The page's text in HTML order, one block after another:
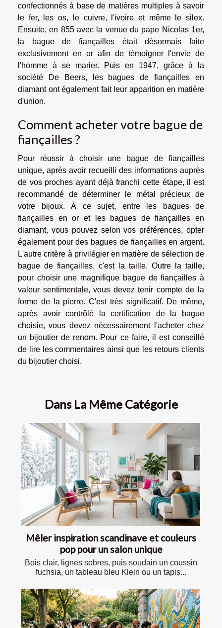
confectionnés à base de matières multiples à savoir
le fer, les os, le cuivre, l'ivoire et même le silex.
Ensuite, en 855 avec la venue du pape Nicolas 1er,
la bague de fiançailles était désormais faite
exclusivement en or afin de témoigner l'envie de
l'homme à se marier. Puis en 1947, grâce à la
société De Beers, les bagues de fiançailles en
diamant ont également fait leur apparition en matière
d'union.
Comment acheter votre bague de
fiançailles ?
Pour réussir à choisir une bague de fiançailles
unique, après avoir recueilli des informations auprès
de vos proches ayant déjà franchi cette étape, il est
recommandé de déterminer le métal précieux de
votre bijoux. À ce sujet, entre les bagues de
fiançailles en or et les bagues de fiançailles en
diamant, vous pouvez selon vos préférences, opter
également pour des bagues de fiançailles en argent.
L'autre critère à privilégier en matière de sélection de
bague de fiançailles, c'est la taille. Outre la taille,
pour choisir une magnifique bague de fiançailles à
valeur sentimentale, vous devez tenir compte de la
forme de la pierre. C'est très significatif. De même,
après avoir contrôlé la certification de la bague
choisie, vous devez nécessairement l'acheter chez
un bijoutier de renom. Pour ce faire, il est conseillé
de lire les commentaires ainsi que les retours clients
du bijoutier choisi.
Dans La Même Catégorie
Mêler inspiration scandinave et couleurs
pop pour un salon unique
Bois clair, lignes sobres, puis soudain un coussin
fuchsia, un tableau bleu Klein ou un tapis...